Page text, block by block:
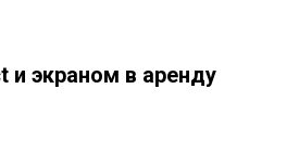
и экраном в аренду